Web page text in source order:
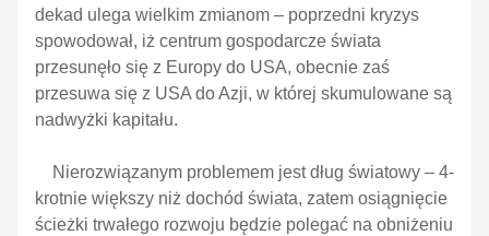
dekad ulega wielkim zmianom – poprzedni kryzys
spowodował, iż centrum gospodarcze świata
przesunęło się z Europy do USA, obecnie zaś
przesuwa się z USA do Azji, w której skumulowane są
nadwyżki kapitału.
Nierozwiązanym problemem jest dług światowy – 4-
krotnie większy niż dochód świata, zatem osiągnięcie
ścieżki trwałego rozwoju będzie polegać na obniżeniu